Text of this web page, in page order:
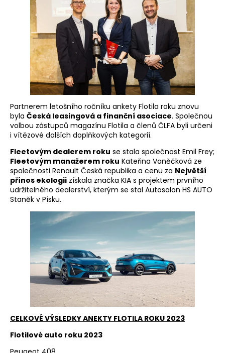
Partnerem letošního ročníku ankety Flotila roku znovu
byla Česká leasingová a finanční asociace. Společnou
volbou zástupců magazínu Flotila a členů ČLFA byli určeni
i vítězové dalších doplňkových kategorií.
Fleetovým dealerem roku se stala společnost Emil Frey;
Fleetovým manažerem roku Kateřina Vaněčková ze
společnosti Renault Česká republika a cenu za Největší
přínos ekologii získala značka KIA s projektem prvního
udržitelného dealerství, kterým se stal Autosalon HS AUTO
Staněk v Písku.
CELKOVÉ VÝSLEDKY ANEKTY FLOTILA ROKU 2023
Flotilové auto roku 2023